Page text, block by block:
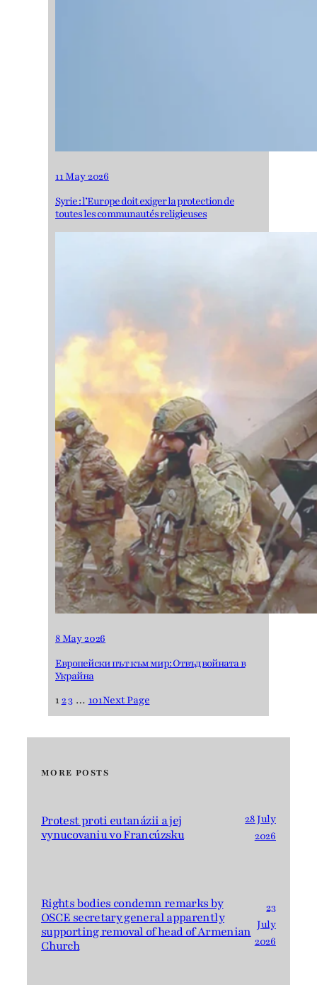
11 May 2026
Syrie : l’Europe doit exiger la protection de
toutes les communautés religieuses
8 May 2026
Европейски път към мир: Отвъд войната в
Украйна
123 … 101Next Page
MORE POSTS
Protest proti eutanázii a jej
vynucovaniu vo Francúzsku
28 July
2026
Rights bodies condemn remarks by
OSCE secretary general apparently
supporting removal of head of Armenian
Church
23
July
2026